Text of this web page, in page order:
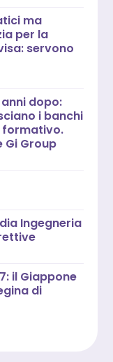
ma
per la
servono
dopo:
i banchi
formativo.
Gi Group
Ingegneria
il Giappone
di